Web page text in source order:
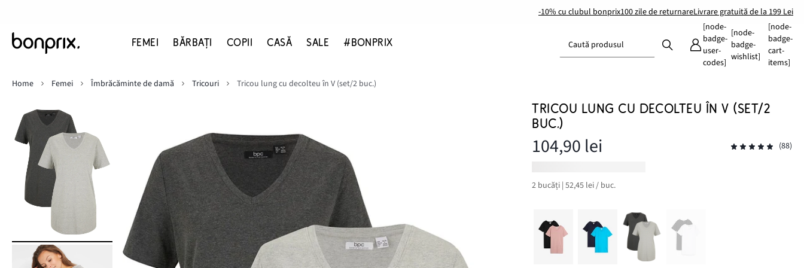
-10% cu clubul bonprix100 zile de returnareLivrare gratuită de la 199 Lei
FEMEI BĂRBAŢI COPII CASĂ SALE #BONPRIX Caută produsul
[node-
badge-
user-
codes]
[node-
badge-
wishlist]
[node-
badge-
cart-
items]
Home
Femei Îmbrăcăminte de damă Tricouri Tricou lung cu decolteu în V (set/2 buc.)
TRICOU LUNG CU DECOLTEU ÎN V (SET/2
BUC.)
104,90 lei (88)
2 bucăți | 52,45 lei / buc.